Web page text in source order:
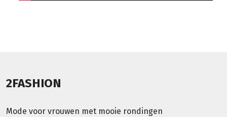
2FASHION
Mode voor vrouwen met mooie rondingen